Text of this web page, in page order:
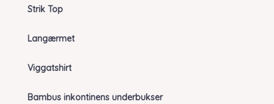
Strik Top
Langærmet
Viggatshirt
Bambus inkontinens underbukser